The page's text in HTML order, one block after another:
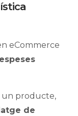
eCommerce
un producte,
de